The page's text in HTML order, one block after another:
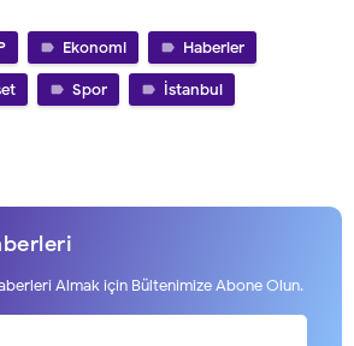
Ekonomi Haberler
Spor İstanbul
Almak için Bültenimize Abone Olun.